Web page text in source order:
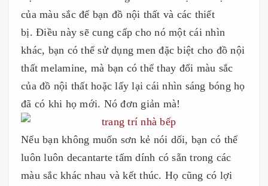
của màu sắc để bạn đồ nội thất và các thiết
bị. Điều này sẽ cung cấp cho nó một cái nhìn
khác, bạn có thể sử dụng men đặc biệt cho đồ nội
thất melamine, mà bạn có thể thay đổi màu sắc
của đồ nội thất hoặc lấy lại cái nhìn sáng bóng họ
đã có khi họ mới. Nó đơn giản mà!
Nếu bạn không muốn sơn kẻ nói dối, bạn có thể
luôn luôn decantarte tấm dính có sẵn trong các
màu sắc khác nhau và kết thúc. Họ cũng có lợi